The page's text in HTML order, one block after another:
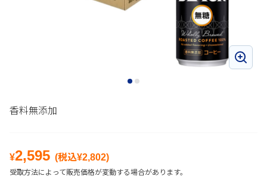
香料無添加
¥2,595 (税込¥2,802)
受取方法によって販売価格が変動する場合があります。